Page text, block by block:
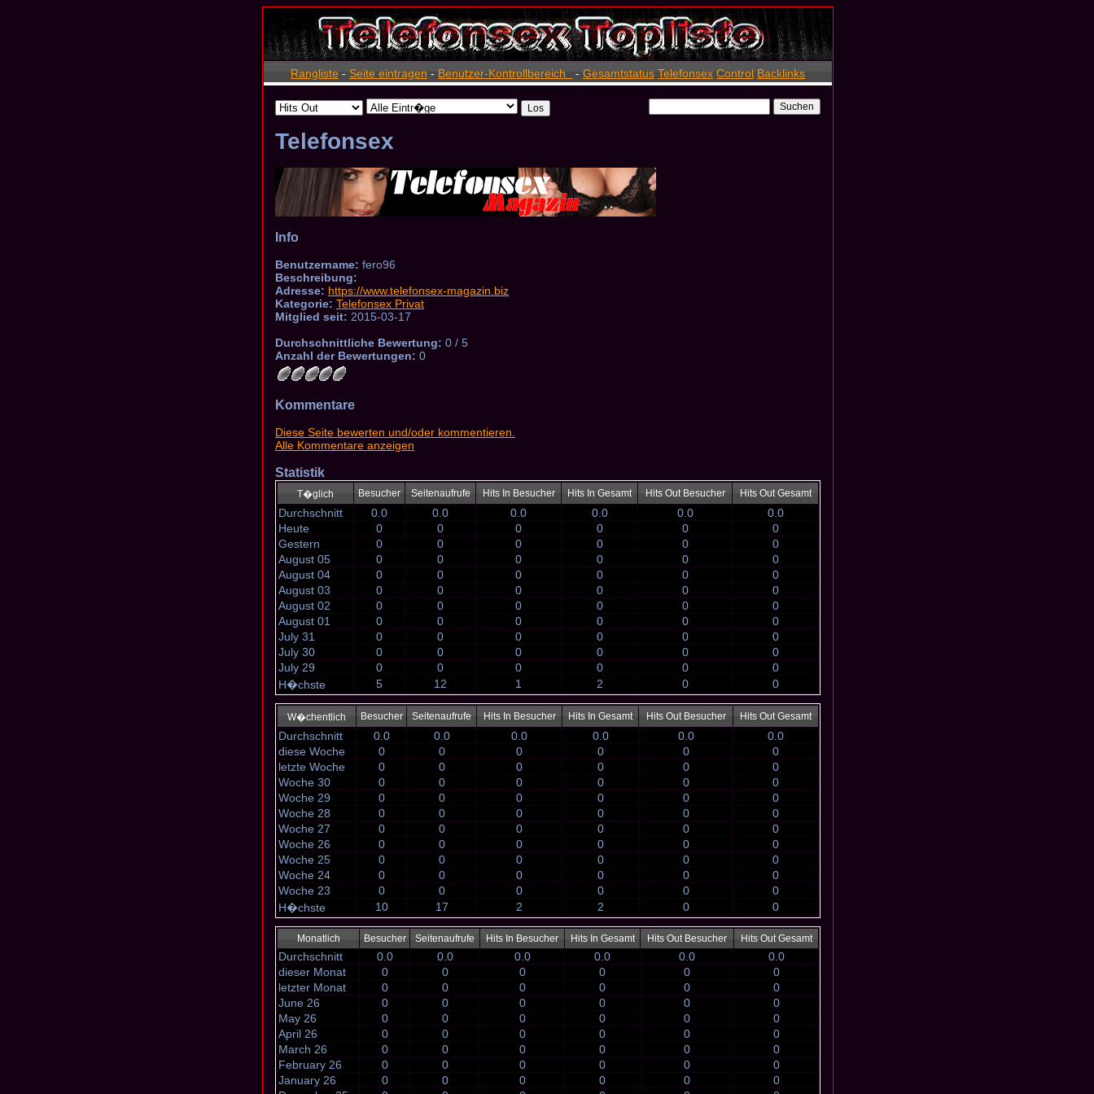
Rangliste - Seite eintragen - Benutzer-Kontrollbereich - Gesamtstatus Telefonsex Control Backlinks
Telefonsex
Info
Benutzername: fero96
Beschreibung:
Adresse: https://www.telefonsex-magazin.biz
Kategorie: Telefonsex Privat
Mitglied seit: 2015-03-17
Durchschnittliche Bewertung: 0 / 5
Anzahl der Bewertungen: 0
Kommentare
Diese Seite bewerten und/oder kommentieren.
Alle Kommentare anzeigen
Statistik
T�glich Besucher Seitenaufrufe Hits In Besucher Hits In Gesamt Hits Out Besucher Hits Out Gesamt
Durchschnitt 0.0 0.0 0.0 0.0 0.0
0.0
Heute
0 0 0 0 0
0
Gestern
0 0 0 0 0
0
August 05
0 0 0 0 0
0
August 04
0 0 0 0 0
0
August 03
0 0 0 0 0
0
August 02
0 0 0 0 0
0
August 01
0 0 0 0 0
0
July 31
0 0 0 0 0
0
July 30
0 0 0 0 0
0
July 29
0 0 0 0 0
0
H�chste
5 12 1 2 0 0
W�chentlich Besucher Seitenaufrufe Hits In Besucher Hits In Gesamt Hits Out Besucher Hits Out Gesamt
Durchschnitt 0.0 0.0 0.0 0.0 0.0
0.0
diese Woche
0 0 0 0 0
0
letzte Woche
0 0 0 0 0
0
Woche 30
0 0 0 0 0
0
Woche 29
0 0 0 0 0
0
Woche 28
0 0 0 0 0
0
Woche 27
0 0 0 0 0
0
Woche 26
0 0 0 0 0
0
Woche 25
0 0 0 0 0
0
Woche 24
0 0 0 0 0
0
Woche 23
0 0 0 0 0
0
H�chste
10 17 2 2 0 0
Monatlich Besucher Seitenaufrufe Hits In Besucher Hits In Gesamt Hits Out Besucher Hits Out Gesamt
Durchschnitt 0.0 0.0 0.0 0.0 0.0
0.0
dieser Monat
0 0 0 0 0
0
letzter Monat
0 0 0 0 0
0
June 26
0 0 0 0 0
0
May 26
0 0 0 0 0
0
April 26
0 0 0 0 0
0
March 26
0 0 0 0 0
0
February 26
0 0 0 0 0
0
January 26
0 0 0 0 0
0